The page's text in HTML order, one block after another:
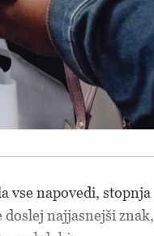
vse napovedi, stopnja
doslej najjasnejši znak,